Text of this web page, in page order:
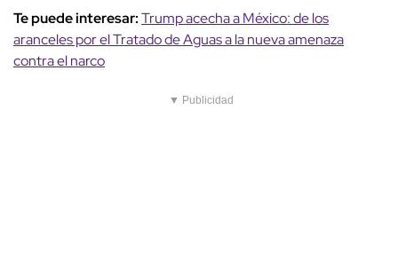
Te puede interesar:Trump acecha a México: de los
aranceles por el Tratado de Aguas a la nueva amenaza
contra el narco
▼ Publicidad